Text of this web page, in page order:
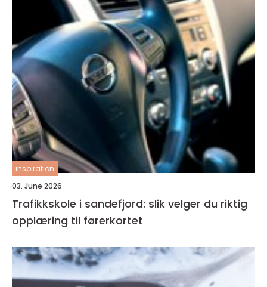
inspiration
03. June 2026
Trafikkskole i sandefjord: slik velger du riktig
opplæring til førerkortet